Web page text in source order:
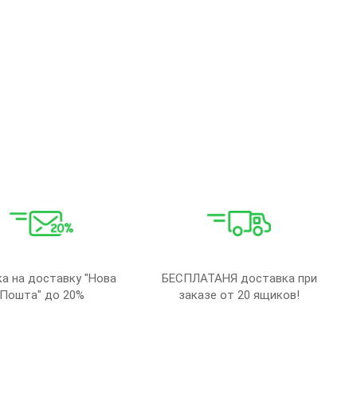
на доставку "Нова
до 20%
БЕСПЛАТАНЯ доставка при
заказе от 20 ящиков!